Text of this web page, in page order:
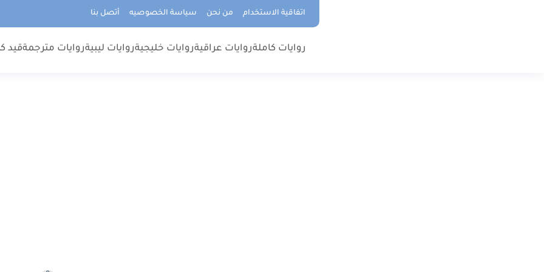
اتفاقية الاستخدام من نحن سياسة الخصوصيه أتصل بنا
روايات كاملةروايات عراقيةروايات خليجيةروايات ليبيةروايات مترجمةقيد